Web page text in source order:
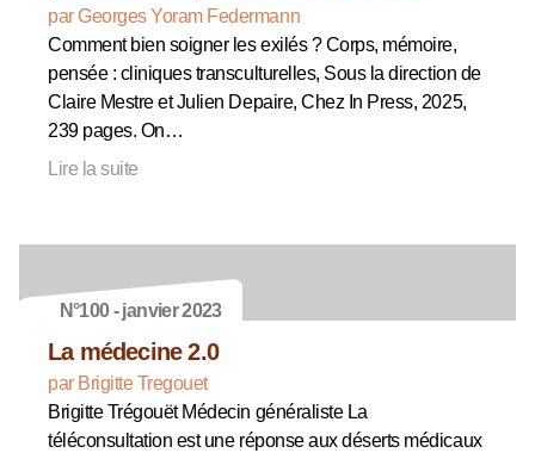
par Georges Yoram Federmann
Comment bien soigner les exilés ? Corps, mémoire,
pensée : cliniques transculturelles, Sous la direction de
Claire Mestre et Julien Depaire, Chez In Press, 2025,
239 pages. On…
Lire la suite
N°100 - janvier 2023
La médecine 2.0
par Brigitte Tregouet
Brigitte Trégouët Médecin généraliste La
téléconsultation est une réponse aux déserts médicaux